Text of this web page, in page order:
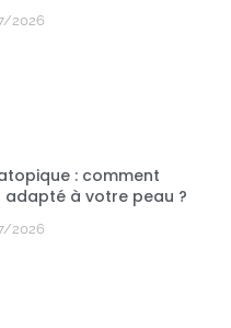
2026
: comment
adapté à votre peau ?
2026